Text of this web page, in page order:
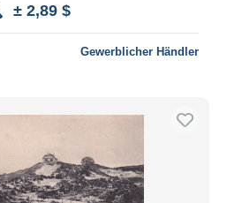
± 2,89 $
Gewerblicher Händler